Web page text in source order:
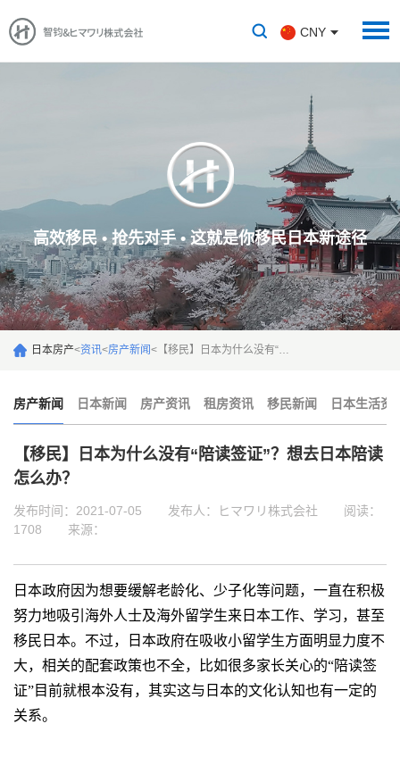
CNY
高效移民 • 抢先对手 • 这就是你移民日本新途径
日本房产<资讯<房产新闻< 【移民】日本为什么没有“陪读签证”？想去日本陪读怎么办？
房产新闻 日本新闻 房产资讯 租房资讯 移民新闻 日本生活资
【移民】日本为什么没有“陪读签证”？想去日本陪读
怎么办？
发布时间：2021-07-05 发布人：ヒマワリ株式会社
阅读：
1708
来源：
日本政府因为想要缓解老龄化、少子化等问题，一直在积极
努力地吸引海外人士及海外留学生来日本工作、学习，甚至
移民日本。不过，日本政府在吸收小留学生方面明显力度不
大，相关的配套政策也不全，比如很多家长关心的“陪读签
证”目前就根本没有，其实这与日本的文化认知也有一定的
关系。